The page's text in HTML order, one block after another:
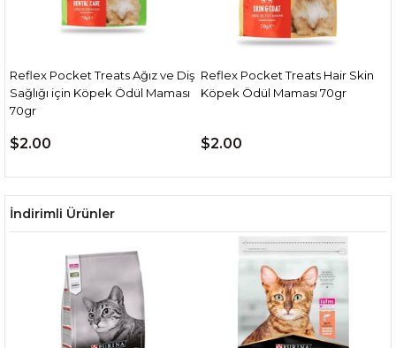
Reflex Pocket Treats Ağız ve Diş
Sağlığı için Köpek Ödül Maması
70gr
$2.00
Reflex Pocket Treats Hair Skin
Köpek Ödül Maması 70gr
$2.00
İndirimli Ürünler